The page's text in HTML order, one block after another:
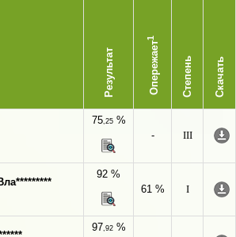
Результат Опережает
1
Степень Скачать
75,25%
-
III
92 %
61 %
I
97,92%